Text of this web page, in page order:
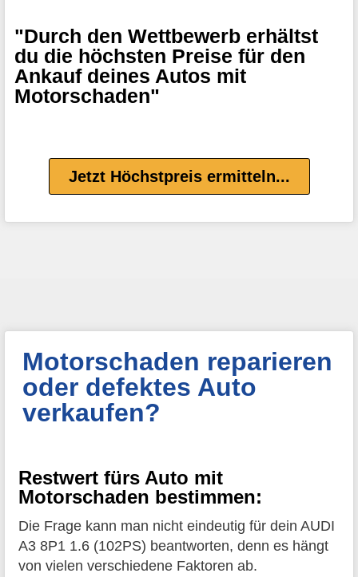
"Durch den Wettbewerb erhältst
du die höchsten Preise für den
Ankauf deines Autos mit
Motorschaden"
Jetzt Höchstpreis ermitteln...
Motorschaden reparieren
oder defektes Auto
verkaufen?
Restwert fürs Auto mit
Motorschaden bestimmen:
Die Frage kann man nicht eindeutig für dein AUDI
A3 8P1 1.6 (102PS) beantworten, denn es hängt
von vielen verschiedene Faktoren ab.